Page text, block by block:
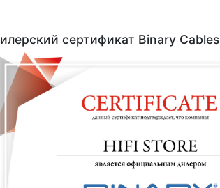
сертификат Binary Cables